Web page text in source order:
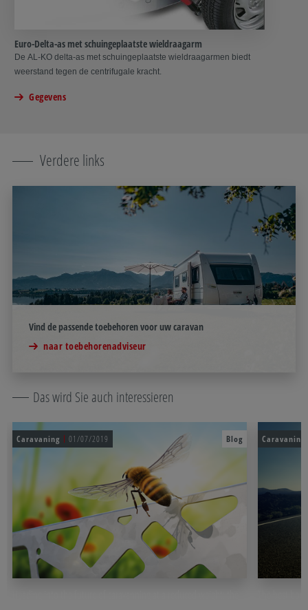
Euro-Delta-as met schuingeplaatste wieldraagarm
De AL‑KO delta-as met schuingeplaatste wieldraagarmen biedt
weerstand tegen de centrifugale kracht.
Gegevens
Verdere links
Vind de passende toebehoren voor uw caravan
naar toebehorenadviseur
Das wird Sie auch interessieren
Caravaning 01/07/2019 Blog Caravaning